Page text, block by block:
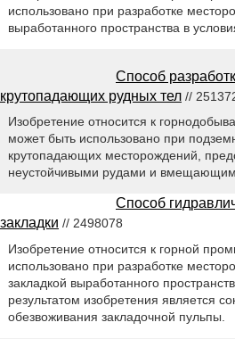
использовано при разработке
выработанного пространства в
Способ
крутопадающих рудных тел //
Изобретение относится к
может быть использовано при
крутопадающих месторождений,
неустойчивыми рудами и
Способ
закладки // 2498078
Изобретение относится к горной
использовано при разработке
закладкой выработанного
результатом изобретения является
обезвоживания закладочной пульпы.